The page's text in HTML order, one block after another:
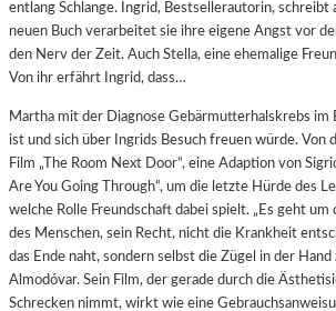
entlang Schlange. Ingrid, Bestsellerautorin, schreibt
neuen Buch verarbeitet sie ihre eigene Angst vor
den Nerv der Zeit. Auch Stella, eine ehemalige
Von ihr erfährt Ingrid, dass…
Martha mit der Diagnose Gebärmutterhalskrebs im
ist und sich über Ingrids Besuch freuen würde. Von
Film „The Room Next Door“, eine Adaption von
Are You Going Through“, um die letzte Hürde des
welche Rolle Freundschaft dabei spielt. „Es geht
des Menschen, sein Recht, nicht die Krankheit
das Ende naht, sondern selbst die Zügel in der Hand
Almodóvar. Sein Film, der gerade durch die
Schrecken nimmt, wirkt wie eine